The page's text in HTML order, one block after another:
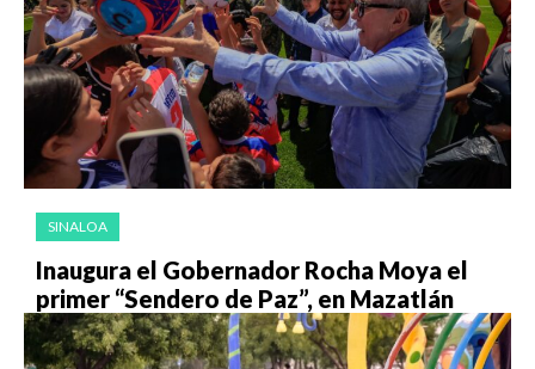
SINALOA
Inaugura el Gobernador Rocha Moya el
primer “Sendero de Paz”, en Mazatlán